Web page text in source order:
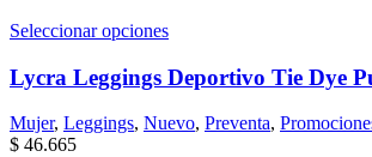
Seleccionar opciones
Lycra Leggings Deportivo Tie Dye
Mujer, Leggings, Nuevo, Preventa,
$ 46.665